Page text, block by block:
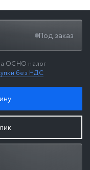
Под заказ
ОСНО налог
без НДС